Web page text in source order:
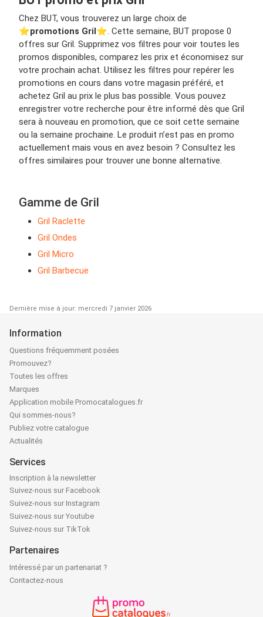
Chez BUT, vous trouverez un large choix de
⭐️promotions Gril⭐️. Cette semaine, BUT propose 0
offres sur Gril. Supprimez vos filtres pour voir toutes les
promos disponibles, comparez les prix et économisez sur
votre prochain achat. Utilisez les filtres pour repérer les
promotions en cours dans votre magasin préféré, et
achetez Gril au prix le plus bas possible. Vous pouvez
enregistrer votre recherche pour être informé dès que Gril
sera à nouveau en promotion, que ce soit cette semaine
ou la semaine prochaine. Le produit n’est pas en promo
actuellement mais vous en avez besoin ? Consultez les
offres similaires pour trouver une bonne alternative.
Gamme de Gril
Gril Raclette
Gril Ondes
Gril Micro
Gril Barbecue
Dernière mise à jour: mercredi 7 janvier 2026
Information
Questions fréquemment posées
Promouvez?
Toutes les offres
Marques
Application mobile Promocatalogues.fr
Qui sommes-nous?
Publiez votre catalogue
Actualités
Services
Inscription à la newsletter
Suivez-nous sur Facebook
Suivez-nous sur Instagram
Suivez-nous sur Youtube
Suivez-nous sur TikTok
Partenaires
Intéressé par un partenariat ?
Contactez-nous